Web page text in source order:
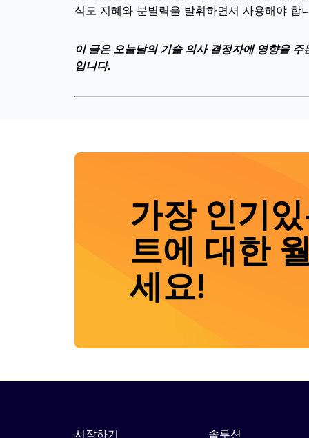
식도 지혜와 분별력을 발휘하면서 사용해야 합
이 글은 오늘날의 기술 의사 결정자에 영향을
입니다.
가장 인기
트에 대한
세요!
시작하기 솔루션